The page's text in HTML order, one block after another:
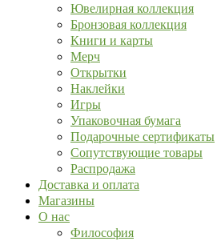
Ювелирная коллекция
Бронзовая коллекция
Книги и карты
Мерч
Открытки
Наклейки
Игры
Упаковочная бумага
Подарочные сертификаты
Сопутствующие товары
Распродажа
Доставка и оплата
Магазины
О нас
Философия